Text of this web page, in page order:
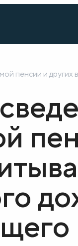
пенсии и